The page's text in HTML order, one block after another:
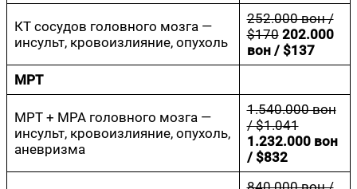
КТ сосу­дов голов­но­го моз­га —
инсульт, кро­во­из­ли­я­ние, опухоль
252.000 вон /
$170 202.000
вон / $137
МРТ
МРТ + МРА голов­но­го моз­га —
инсульт, кро­во­из­ли­я­ние, опу­холь,
аневризма
1.540.000 вон
/ $1.041
1.232.000 вон
/ $832